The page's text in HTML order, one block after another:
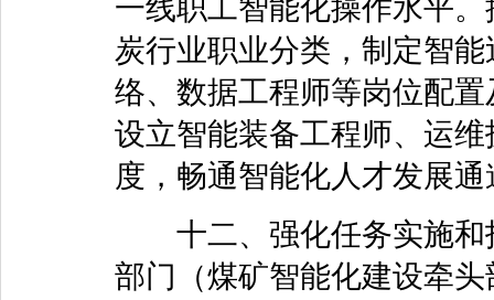
一线职工智能化操作水平
炭行业职业分类，制定智
络、数据工程师等岗位配
设立智能装备工程师、运
度，畅通智能化人才发展通
十二、强化任务实施和
部门（煤矿智能化建设牵